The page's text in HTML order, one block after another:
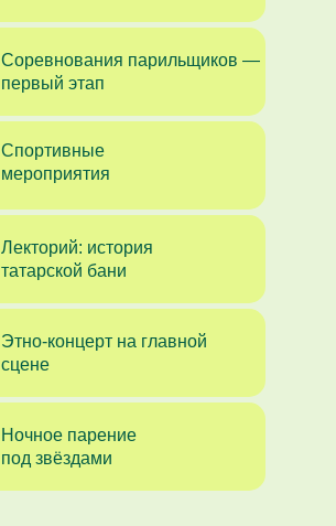
Ночное парение
под звёздами
Этно-концерт на главной
сцене
Лекторий: история
татарской бани
Спортивные
мероприятия
Соревнования парильщиков —
первый этап